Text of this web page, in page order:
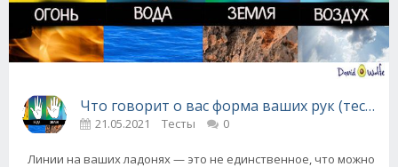
Что говорит о вас форма ваших рук (тест)
21.05.2021 Тесты 0
Линии на ваших ладонях — это не единственное, что можно